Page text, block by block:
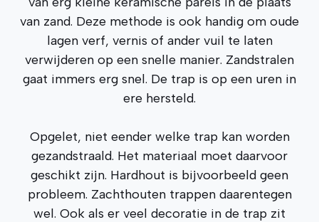
van zand. Deze methode is ook handig om oude
lagen verf, vernis of ander vuil te laten
verwijderen op een snelle manier. Zandstralen
gaat immers erg snel. De trap is op een uren in
ere hersteld.
Opgelet, niet eender welke trap kan worden
gezandstraald. Het materiaal moet daarvoor
geschikt zijn. Hardhout is bijvoorbeeld geen
probleem. Zachthouten trappen daarentegen
wel. Ook als er veel decoratie in de trap zit